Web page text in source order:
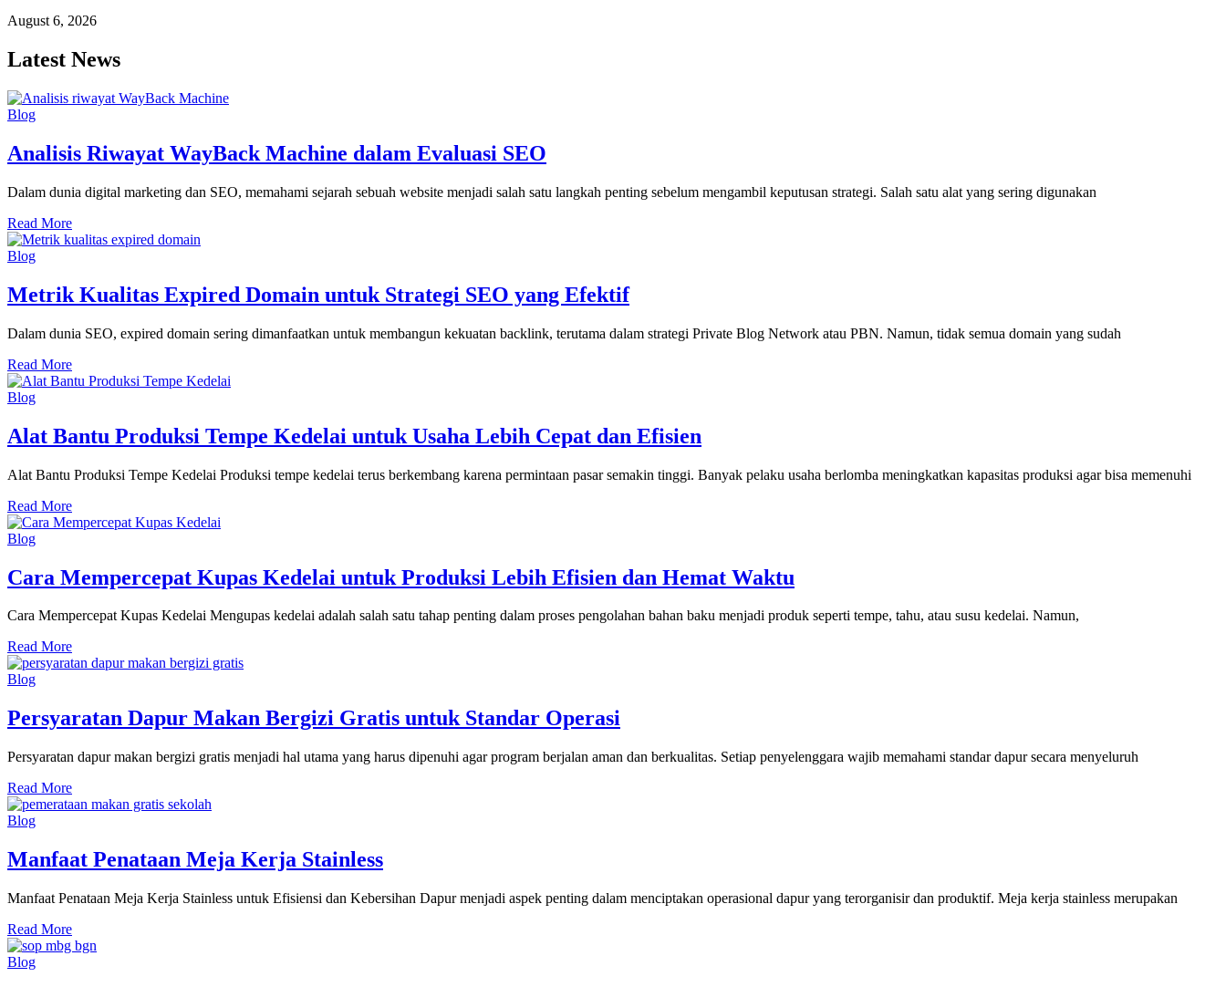
August 6, 2026
Latest News
Blog
Analisis Riwayat WayBack Machine dalam Evaluasi SEO
Dalam dunia digital marketing dan SEO, memahami sejarah sebuah website menjadi salah satu langkah penting sebelum mengambil keputusan strategi. Salah satu alat yang sering digunakan
Read More
Blog
Metrik Kualitas Expired Domain untuk Strategi SEO yang Efektif
Dalam dunia SEO, expired domain sering dimanfaatkan untuk membangun kekuatan backlink, terutama dalam strategi Private Blog Network atau PBN. Namun, tidak semua domain yang sudah
Read More
Blog
Alat Bantu Produksi Tempe Kedelai untuk Usaha Lebih Cepat dan Efisien
Alat Bantu Produksi Tempe Kedelai Produksi tempe kedelai terus berkembang karena permintaan pasar semakin tinggi. Banyak pelaku usaha berlomba meningkatkan kapasitas produksi agar bisa memenuhi
Read More
Blog
Cara Mempercepat Kupas Kedelai untuk Produksi Lebih Efisien dan Hemat Waktu
Cara Mempercepat Kupas Kedelai Mengupas kedelai adalah salah satu tahap penting dalam proses pengolahan bahan baku menjadi produk seperti tempe, tahu, atau susu kedelai. Namun,
Read More
Blog
Persyaratan Dapur Makan Bergizi Gratis untuk Standar Operasi
Persyaratan dapur makan bergizi gratis menjadi hal utama yang harus dipenuhi agar program berjalan aman dan berkualitas. Setiap penyelenggara wajib memahami standar dapur secara menyeluruh
Read More
Blog
Manfaat Penataan Meja Kerja Stainless
Manfaat Penataan Meja Kerja Stainless untuk Efisiensi dan Kebersihan Dapur menjadi aspek penting dalam menciptakan operasional dapur yang terorganisir dan produktif. Meja kerja stainless merupakan
Read More
Blog